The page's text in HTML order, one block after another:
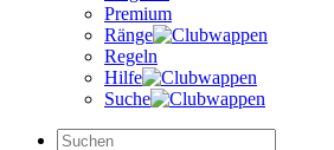
Premium
Ränge
Regeln
Hilfe
Suche